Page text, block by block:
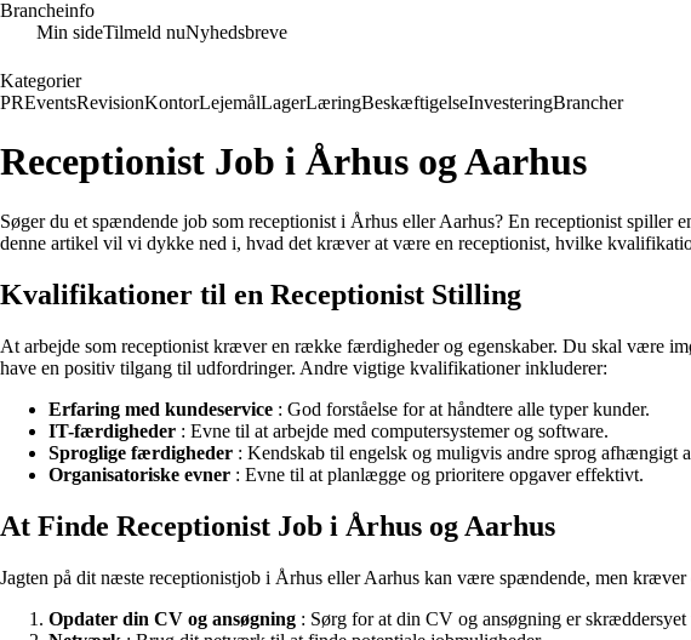
Brancheinfo
Min sideTilmeld nuNyhedsbreve
Kategorier
PREventsRevisionKontorLejemålLagerLæringBeskæftigelseInvesteringBrancher
Receptionist Job i Århus og Aarhus
Søger du et spændende job som receptionist i Århus eller Aarhus? En receptionist
denne artikel vil vi dykke ned i, hvad det kræver at være en receptionist, hvilke
Kvalifikationer til en Receptionist Stilling
At arbejde som receptionist kræver en række færdigheder og egenskaber. Du skal være
have en positiv tilgang til udfordringer. Andre vigtige kvalifikationer inkluderer:
Erfaring med kundeservice : God forståelse for at håndtere alle typer kunder.
IT-færdigheder : Evne til at arbejde med computersystemer og software.
Sproglige færdigheder : Kendskab til engelsk og muligvis andre sprog afhængigt
Organisatoriske evner : Evne til at planlægge og prioritere opgaver effektivt.
At Finde Receptionist Job i Århus og Aarhus
Jagten på dit næste receptionistjob i Århus eller Aarhus kan være spændende, men
Opdater din CV og ansøgning : Sørg for at din CV og ansøgning er